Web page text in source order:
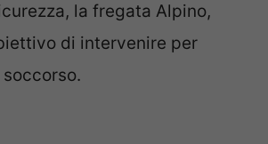
la fregata Alpino,
di intervenire per